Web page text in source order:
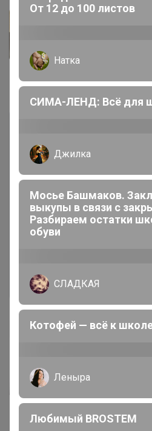
Комментарии 2
Чтобы написать
Anay-Sofa
Прекрасное средство.
От 12 до 100 листов
Натка
СИМА-ЛЕНД: Всё для
Джилка
Мосье Башмаков.
выкупы в связи с
Разбираем остатки
обуви
СЛАДКАЯ
Котофей — всё к
Леныра
Любимый BROSTEM